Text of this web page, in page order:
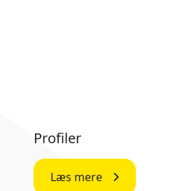
Profiler
Læs mere